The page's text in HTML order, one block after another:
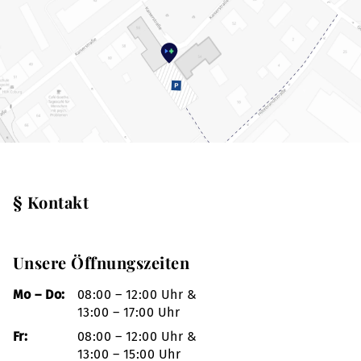
§ Kontakt
Unsere Öffnungszeiten
Mo – Do:
08:00 – 12:00 Uhr &
13:00 – 17:00 Uhr
Fr:
08:00 – 12:00 Uhr &
13:00 – 15:00 Uhr